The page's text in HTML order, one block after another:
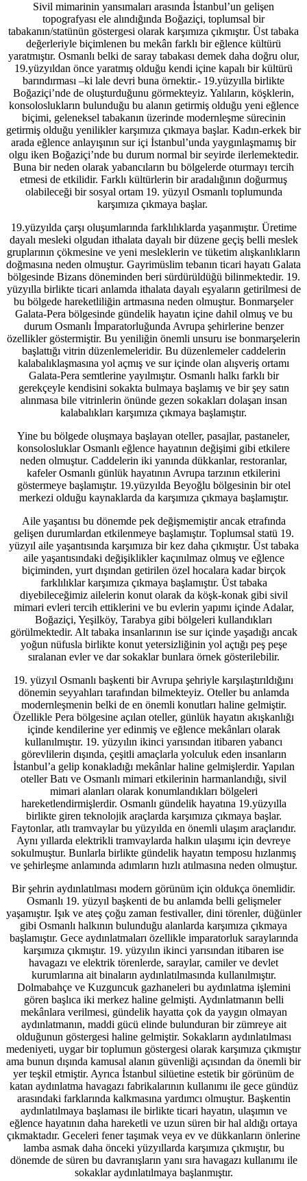
Sivil mimarinin yansımaları arasında İstanbul’un gelişen
topografyası ele alındığında Boğaziçi, toplumsal bir
tabakanın/statünün göstergesi olarak karşımıza çıkmıştır. Üst tabaka
değerleriyle biçimlenen bu mekân farklı bir eğlence kültürü
yaratmıştır. Osmanlı belki de saray tabakası demek daha doğru olur,
19.yüzyıldan önce yaratmış olduğu kendi içine kapalı bir kültürü
barındırması –ki lale devri buna örnektir.- 19.yüzyılla birlikte
Boğaziçi’nde de oluşturduğunu görmekteyiz. Yalıların, köşklerin,
konsoloslukların bulunduğu bu alanın getirmiş olduğu yeni eğlence
biçimi, geleneksel tabakanın üzerinde modernleşme sürecinin
getirmiş olduğu yenilikler karşımıza çıkmaya başlar. Kadın-erkek bir
arada eğlence anlayışının sur içi İstanbul’unda yaygınlaşmamış bir
olgu iken Boğaziçi’nde bu durum normal bir seyirde ilerlemektedir.
Buna bir neden olarak yabancıların bu bölgelerde oturmayı tercih
etmesi de etkilidir. Farklı kültürlerin bir aradalığının doğurmuş
olabileceği bir sosyal ortam 19. yüzyıl Osmanlı toplumunda
karşımıza çıkmaya başlar.
19.yüzyılda çarşı oluşumlarında farklılıklarda yaşanmıştır. Üretime
dayalı mesleki olgudan ithalata dayalı bir düzene geçiş belli meslek
gruplarının çökmesine ve yeni mesleklerin ve tüketim alışkanlıkların
doğmasına neden olmuştur. Gayrimüslim tebanın ticari hayatı Galata
bölgesinde Bizans döneminden beri sürdürüldüğü bilinmektedir. 19.
yüzyılla birlikte ticari anlamda ithalata dayalı eşyaların getirilmesi de
bu bölgede hareketliliğin artmasına neden olmuştur. Bonmarşeler
Galata-Pera bölgesinde gündelik hayatın içine dahil olmuş ve bu
durum Osmanlı İmparatorluğunda Avrupa şehirlerine benzer
özellikler göstermiştir. Bu yeniliğin önemli unsuru ise bonmarşelerin
başlattığı vitrin düzenlemeleridir. Bu düzenlemeler caddelerin
kalabalıklaşmasına yol açmış ve sur içinde olan alışveriş ortamı
Galata-Pera semtlerine yayılmıştır. Osmanlı halkı farklı bir
gerekçeyle kendisini sokakta bulmaya başlamış ve bir şey satın
alınmasa bile vitrinlerin önünde gezen sokakları dolaşan insan
kalabalıkları karşımıza çıkmaya başlamıştır.
Yine bu bölgede oluşmaya başlayan oteller, pasajlar, pastaneler,
konsolosluklar Osmanlı eğlence hayatının değişimi gibi etkilere
neden olmuştur. Caddelerin iki yanında dükkanlar, restoranlar,
kafeler Osmanlı günlük hayatının Avrupa tarzının etkilerini
göstermeye başlamıştır. 19.yüzyılda Beyoğlu bölgesinin bir otel
merkezi olduğu kaynaklarda da karşımıza çıkmaya başlamıştır.
Aile yaşantısı bu dönemde pek değişmemiştir ancak etrafında
gelişen durumlardan etkilenmeye başlamıştır. Toplumsal statü 19.
yüzyıl aile yaşantısında karşımıza bir kez daha çıkmıştır. Üst tabaka
aile yaşantısındaki değişiklikler kaçınılmaz olmuş ve eğlence
biçiminden, yurt dışından getirilen özel hocalara kadar birçok
farklılıklar karşımıza çıkmaya başlamıştır. Üst tabaka
diyebileceğimiz ailelerin konut olarak da köşk-konak gibi sivil
mimari evleri tercih ettiklerini ve bu evlerin yapımı içinde Adalar,
Boğaziçi, Yeşilköy, Tarabya gibi bölgeleri kullandıkları
görülmektedir. Alt tabaka insanlarının ise sur içinde yaşadığı ancak
yoğun nüfusla birlikte konut yetersizliğinin yol açtığı peş peşe
sıralanan evler ve dar sokaklar bunlara örnek gösterilebilir.
19. yüzyıl Osmanlı başkenti bir Avrupa şehriyle karşılaştırıldığını
dönemin seyyahları tarafından bilmekteyiz. Oteller bu anlamda
modernleşmenin belki de en önemli konutları haline gelmiştir.
Özellikle Pera bölgesine açılan oteller, günlük hayatın akışkanlığı
içinde kendilerine yer edinmiş ve eğlence mekânları olarak
kullanılmıştır. 19. yüzyılın ikinci yarısından itibaren yabancı
görevlilerin dışında, çeşitli amaçlarla yolculuk eden insanların
İstanbul’a gelip konakladığı mekânlar haline gelmişlerdir. Yapılan
oteller Batı ve Osmanlı mimari etkilerinin harmanlandığı, sivil
mimari alanları olarak konumlandıkları bölgeleri
hareketlendirmişlerdir. Osmanlı gündelik hayatına 19.yüzyılla
birlikte giren teknolojik araçlarda karşımıza çıkmaya başlar.
Faytonlar, atlı tramvaylar bu yüzyılda en önemli ulaşım araçlarıdır.
Aynı yıllarda elektrikli tramvaylarda halkın ulaşımı için devreye
sokulmuştur. Bunlarla birlikte gündelik hayatın temposu hızlanmış
ve şehirleşme anlamında adımların hızlı atılmasına neden olmuştur.
Bir şehrin aydınlatılması modern görünüm için oldukça önemlidir.
Osmanlı 19. yüzyıl başkenti de bu anlamda belli gelişmeler
yaşamıştır. Işık ve ateş çoğu zaman festivaller, dini törenler, düğünler
gibi Osmanlı halkının bulunduğu alanlarda karşımıza çıkmaya
başlamıştır. Gece aydınlatmaları özellikle imparatorluk saraylarında
karşımıza çıkmıştır. 19. yüzyılın ikinci yarısından itibaren ise
havagazı ve elektrik törenlerde, saraylar, camiler ve devlet
kurumlarına ait binaların aydınlatılmasında kullanılmıştır.
Dolmabahçe ve Kuzguncuk gazhaneleri bu aydınlatma işlemini
gören başlıca iki merkez haline gelmişti. Aydınlatmanın belli
mekânlara verilmesi, gündelik hayatta çok da yaygın olmayan
aydınlatmanın, maddi gücü elinde bulunduran bir zümreye ait
olduğunun göstergesi haline gelmiştir. Sokakların aydınlatılması
medeniyeti, uygar bir toplumun göstergesi olarak karşımıza çıkmıştır
ama bunun dışında kamusal alanın güvenliği açısından da önemli bir
yer teşkil etmiştir. Ayrıca İstanbul silüetine estetik bir görünüm de
katan aydınlatma havagazı fabrikalarının kullanımı ile gece gündüz
arasındaki farklarında kalkmasına yardımcı olmuştur. Başkentin
aydınlatılmaya başlaması ile birlikte ticari hayatın, ulaşımın ve
eğlence hayatının daha hareketli ve uzun süren bir hal aldığı ortaya
çıkmaktadır. Geceleri fener taşımak veya ev ve dükkanların önlerine
lamba asmak daha önceki yüzyıllarda karşımıza çıkmıştır, bu
dönemde de süren bu davranışların yanı sıra havagazı kullanımı ile
sokaklar aydınlatılmaya başlanmıştır.